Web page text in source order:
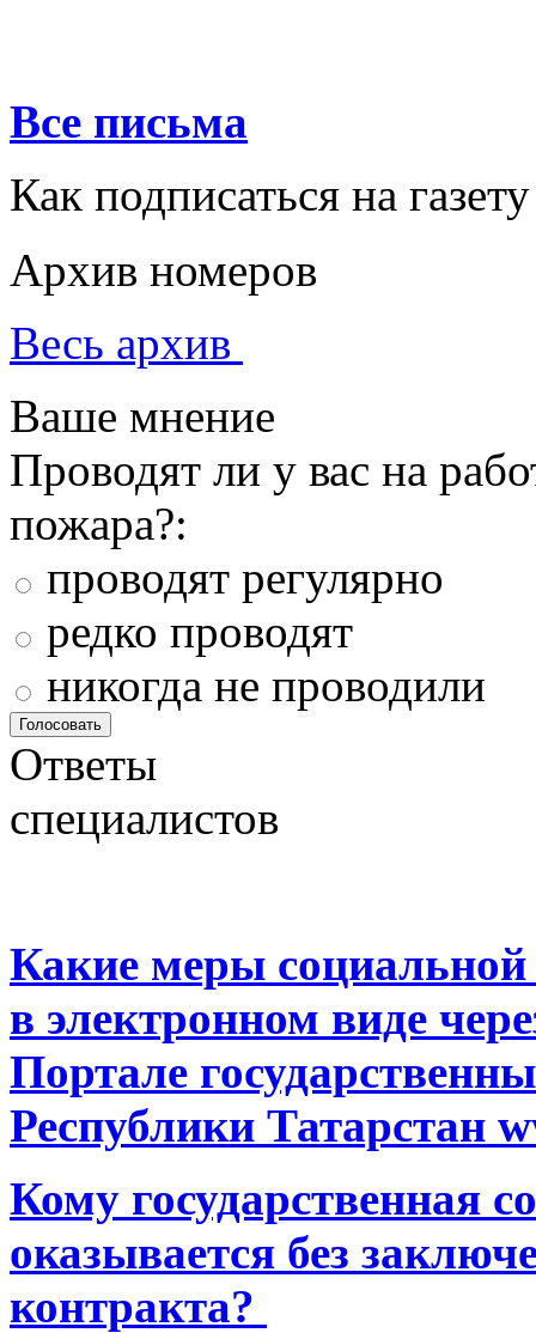
Все письма
Как подписаться на газету
Архив номеров
Весь архив
Ваше мнение
Проводят ли у вас на
пожара?:
проводят регулярно
редко проводят
никогда не проводили
Ответы
специалистов
Какие меры
в электронном виде
Портале
Республики Татарстан
Кому государственная
оказывается без
контракта?